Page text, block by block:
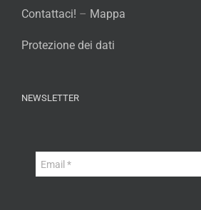
Contattaci! – Mappa
Protezione dei dati
NEWSLETTER